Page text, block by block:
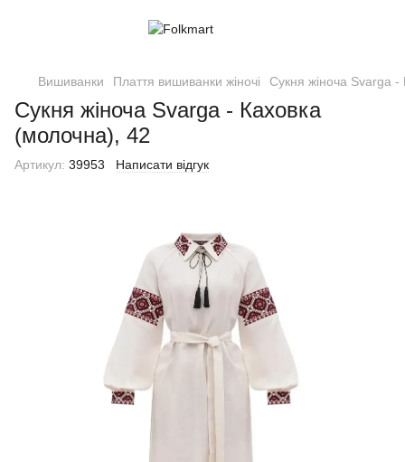
Вишиванки Плаття вишиванки жіночі Сукня жіноча Svarga
Сукня жіноча Svarga - Каховка
(молочна), 42
Артикул: 39953 Написати відгук